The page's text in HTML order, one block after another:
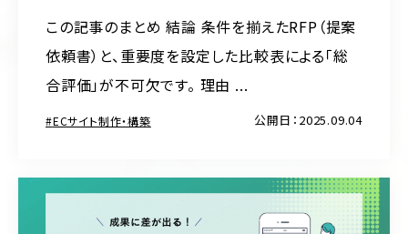
この記事のまとめ 結論 条件を揃えたRFP（提案
依頼書）と、重要度を設定した比較表による「総
合評価」が不可欠です。 理由 ...
ECサイト制作・構築 公開日：2025.09.04